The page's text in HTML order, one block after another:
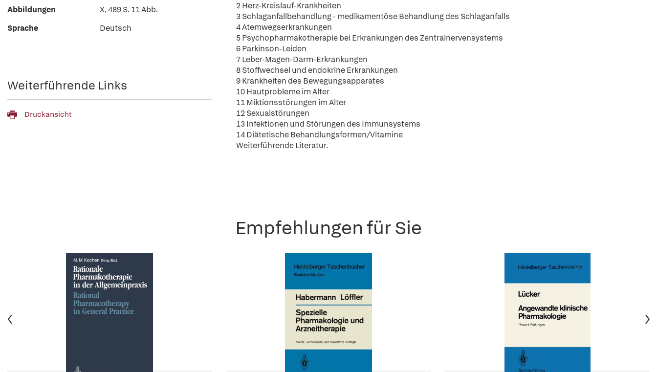
2 Herz-Kreislauf-Krankheiten
3 Schlaganfallbehandlung - medikamentöse Behandlung des Schlaganfalls
4 Atemwegserkrankungen
5 Psychopharmakotherapie bei Erkrankungen des Zentralnervensystems
6 Parkinson-Leiden
7 Leber-Magen-Darm-Erkrankungen
8 Stoffwechsel und endokrine Erkrankungen
9 Krankheiten des Bewegungsapparates
10 Hautprobleme im Alter
11 Miktionsstörungen im Alter
12 Sexualstörungen
13 Infektionen und Störungen des Immunsystems
14 Diätetische Behandlungsformen/Vitamine
Weiterführende Literatur.
Abbildungen
X, 489 S. 11 Abb.
Sprache
Deutsch
Weiterführende Links
Druckansicht
Empfehlungen für Sie